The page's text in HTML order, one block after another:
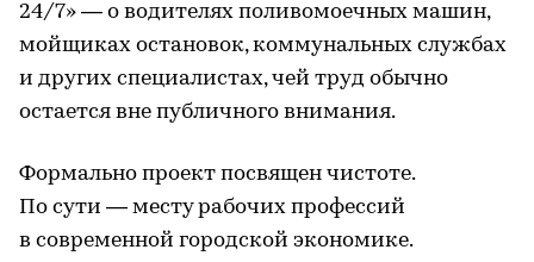
24/7» — о водителях поливомоечных машин,
мойщиках остановок, коммунальных службах
и других специалистах, чей труд обычно
остается вне публичного внимания.
Формально проект посвящен чистоте.
По сути — месту рабочих профессий
в современной городской экономике.